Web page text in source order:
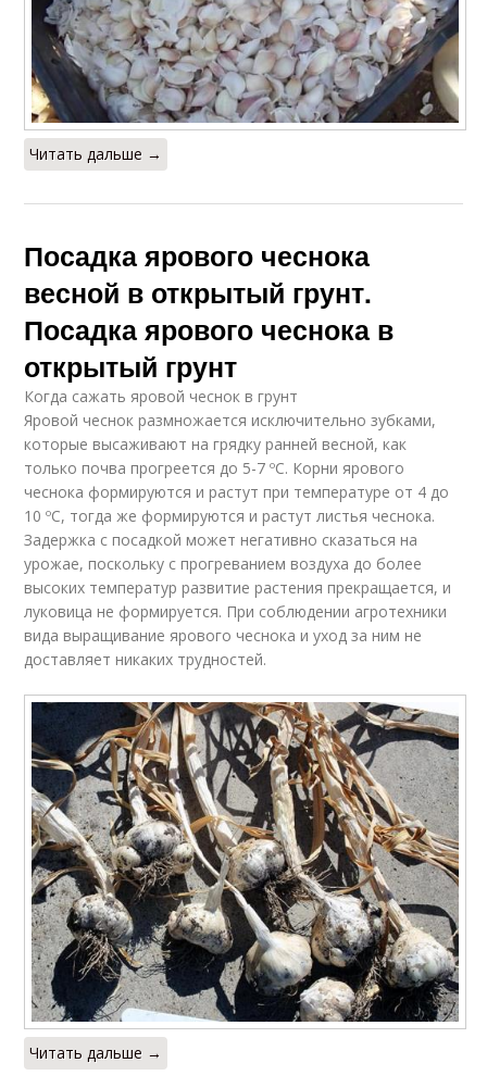
Читать дальше →
Посадка ярового чеснока
весной в открытый грунт.
Посадка ярового чеснока в
открытый грунт
Когда сажать яровой чеснок в грунт
Яровой чеснок размножается исключительно зубками,
которые высаживают на грядку ранней весной, как
только почва прогреется до 5-7 ºC. Корни ярового
чеснока формируются и растут при температуре от 4 до
10 ºC, тогда же формируются и растут листья чеснока.
Задержка с посадкой может негативно сказаться на
урожае, поскольку с прогреванием воздуха до более
высоких температур развитие растения прекращается, и
луковица не формируется. При соблюдении агротехники
вида выращивание ярового чеснока и уход за ним не
доставляет никаких трудностей.
Читать дальше →